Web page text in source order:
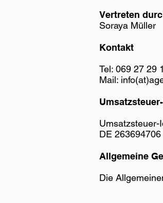
Vertreten
Soraya Müller
Kontakt
Tel: 069 27 29
Mail:
Umsatzsteuer-
DE 263694706
Allgemeine
Die